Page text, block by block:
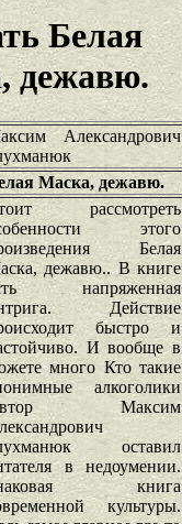
Белая
дежавю.
Александрович
Маска, дежавю.
рассмотреть
этого
Белая
дежавю.. В книге
напряженная
Действие
быстро и
И вообще в
много Кто такие
алкоголики
Максим
оставил
в недоумении.
книга
культуры.